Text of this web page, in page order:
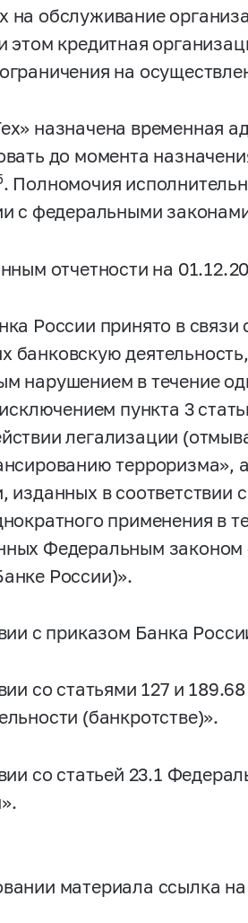
на обслуживание
этом кредитная
на
назначена временная
до момента
. Полномочия
с федеральными
отчетности на
России принято в
банковскую
нарушением в течение
пункта 3
легализации
терроризма»,
изданных в
применения в
Федеральным
России)».
с приказом Банка
со статьями 127 и
(банкротстве)».
со статьей 23.1
материала ссылка